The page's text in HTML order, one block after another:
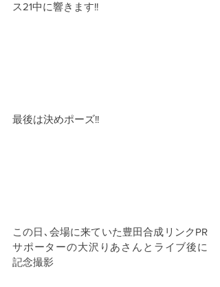
ス21中に響きます!!
最後は決めポーズ!!
この日､会場に来ていた豊田合成リンクPR
サポーターの大沢りあさんとライブ後に
記念撮影